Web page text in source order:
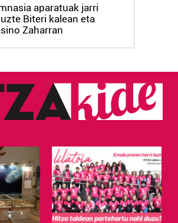
aparatuak jarri
Biteri kalean eta
Zaharran